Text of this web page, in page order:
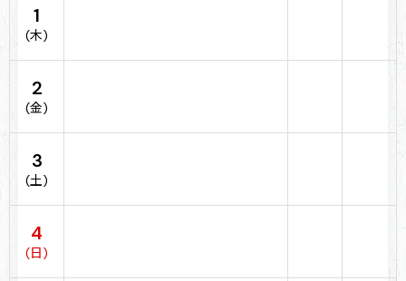
1
(木)
2
(金)
3
(土)
4
(日)